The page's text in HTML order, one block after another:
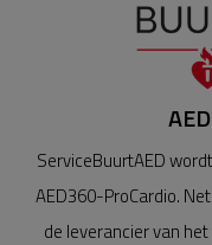
ServiceBuurtAED
AED360-ProCardio.
de leverancier van